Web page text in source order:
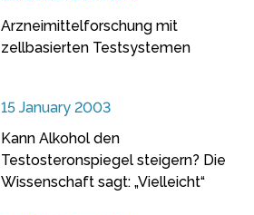
Arzneimittelforschung mit
zellbasierten Testsystemen
15 January 2003
Kann Alkohol den
Testosteronspiegel steigern? Die
Wissenschaft sagt: „Vielleicht“